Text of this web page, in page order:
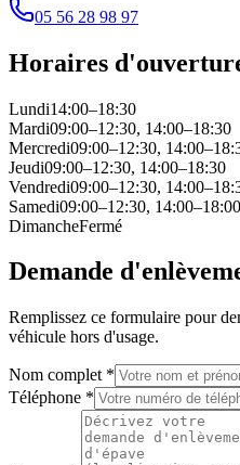
05 56 28 98 97
Horaires
Lundi14:00–18:30
Mardi09:00–12:30, 14:00–18:30
Mercredi09:00–12:30,
Jeudi09:00–12:30, 14:00–18:30
Vendredi09:00–12:30,
Samedi09:00–12:30, 14:00–18:00
DimancheFermé
Demande
Remplissez ce formulaire pour
véhicule hors d'usage.
Nom complet *
Téléphone *